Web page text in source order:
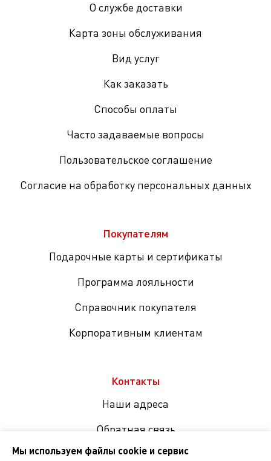
О службе доставки
Карта зоны обслуживания
Вид услуг
Как заказать
Способы оплаты
Часто задаваемые вопросы
Пользовательское соглашение
Согласие на обработку персональных данных
Покупателям
Подарочные карты и сертификаты
Программа лояльности
Справочник покупателя
Корпоративным клиентам
Контакты
Наши адреса
Обратная связь
Мы используем файлы cookie и сервис